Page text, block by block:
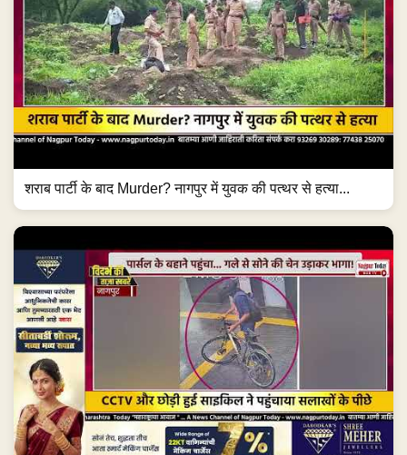
शराब पार्टी के बाद Murder? नागपुर में युवक की पत्थर से हत्या...